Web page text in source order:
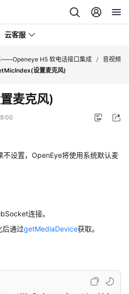
云客服
——Openeye H5 软电话接口集成 / 音视频
设置麦克风)
麦克风)
不设置，OpenEye将使用系统默认麦
连接。
后通过getMediaDevice获取。